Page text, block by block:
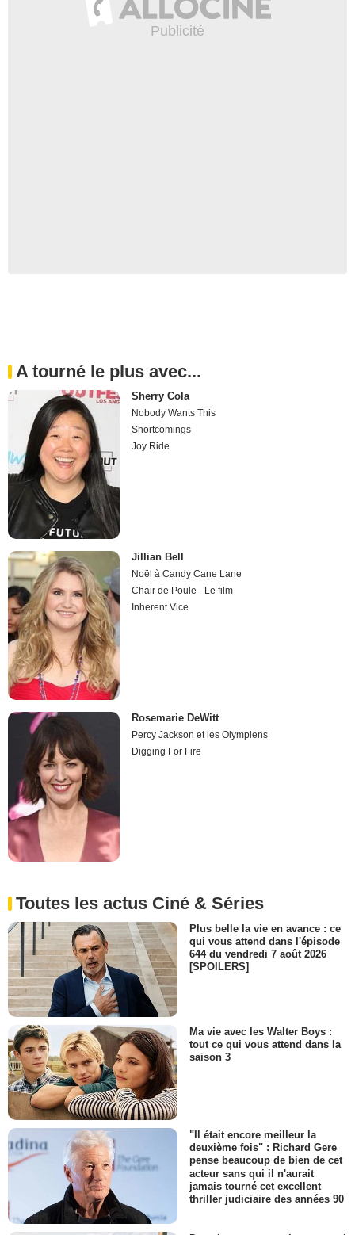
A tourné le plus avec...
Sherry Cola
Nobody Wants This
Shortcomings
Joy Ride
Jillian Bell
Noël à Candy Cane Lane
Chair de Poule - Le film
Inherent Vice
Rosemarie DeWitt
Percy Jackson et les Olympiens
Digging For Fire
Toutes les actus Ciné & Séries
Plus belle la vie en avance : ce
qui vous attend dans l'épisode
644 du vendredi 7 août 2026
[SPOILERS]
Ma vie avec les Walter Boys :
tout ce qui vous attend dans la
saison 3
"Il était encore meilleur la
deuxième fois" : Richard Gere
pense beaucoup de bien de cet
acteur sans qui il n'aurait
jamais tourné cet excellent
thriller judiciaire des années 90